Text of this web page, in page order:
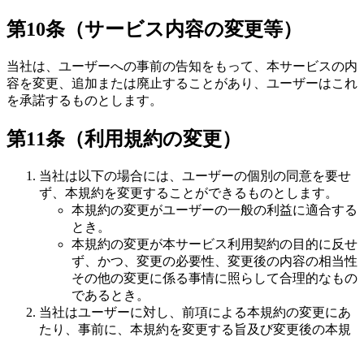
第10条（サービス内容の変更等）
当社は、ユーザーへの事前の告知をもって、本サービスの内
容を変更、追加または廃止することがあり、ユーザーはこれ
を承諾するものとします。
第11条（利用規約の変更）
当社は以下の場合には、ユーザーの個別の同意を要せ
ず、本規約を変更することができるものとします。
本規約の変更がユーザーの一般の利益に適合する
とき。
本規約の変更が本サービス利用契約の目的に反せ
ず、かつ、変更の必要性、変更後の内容の相当性
その他の変更に係る事情に照らして合理的なもの
であるとき。
当社はユーザーに対し、前項による本規約の変更にあ
たり、事前に、本規約を変更する旨及び変更後の本規